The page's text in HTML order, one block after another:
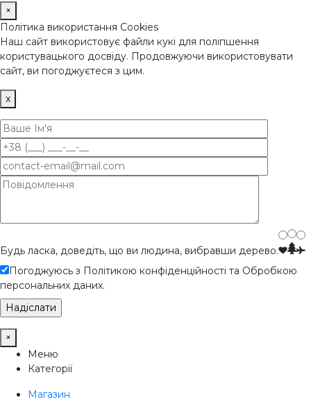
×
Політика використання Cookies
Наш сайт використовує файли кукі для поліпшення
користувацького досвіду. Продовжуючи використовувати
сайт, ви погоджуєтеся з цим.
x
Будь ласка, доведіть, що ви людина, вибравши дерево.
Погоджуюсь з Політикою конфіденційності та Обробкою
персональних даних.
×
Меню
Категорії
Магазин